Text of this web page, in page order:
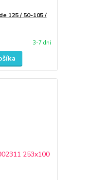
125 / 50-105 /
3-7 dni